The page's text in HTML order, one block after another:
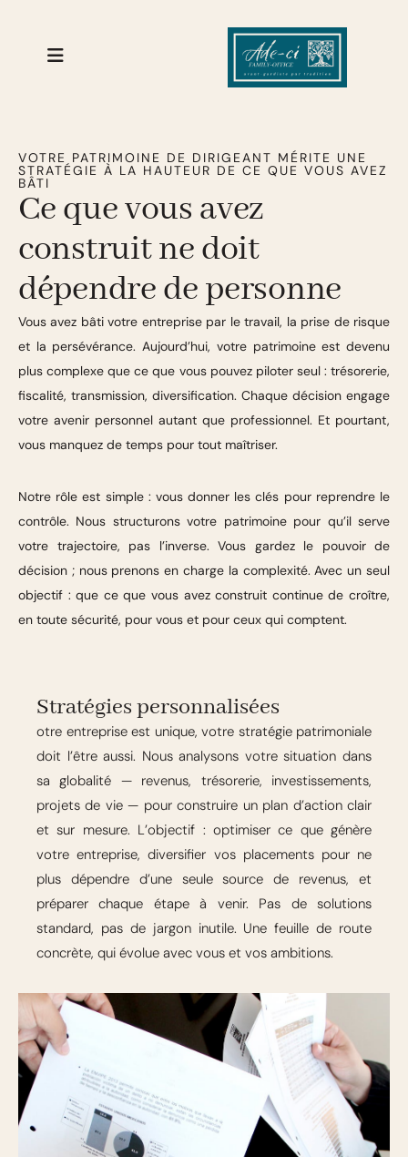
VOTRE PATRIMOINE DE DIRIGEANT MÉRITE UNE
STRATÉGIE À LA HAUTEUR DE CE QUE VOUS AVEZ
BÂTI
Ce que vous avez
construit ne doit
dépendre de personne
Vous avez bâti votre entreprise par le travail, la prise de risque
et la persévérance. Aujourd’hui, votre patrimoine est devenu
plus complexe que ce que vous pouvez piloter seul : trésorerie,
fiscalité, transmission, diversification. Chaque décision engage
votre avenir personnel autant que professionnel. Et pourtant,
vous manquez de temps pour tout maîtriser.
Notre rôle est simple : vous donner les clés pour reprendre le
contrôle. Nous structurons votre patrimoine pour qu’il serve
votre trajectoire, pas l’inverse. Vous gardez le pouvoir de
décision ; nous prenons en charge la complexité. Avec un seul
objectif : que ce que vous avez construit continue de croître,
en toute sécurité, pour vous et pour ceux qui comptent.
Stratégies personnalisées
otre entreprise est unique, votre stratégie patrimoniale
doit l’être aussi. Nous analysons votre situation dans
sa globalité — revenus, trésorerie, investissements,
projets de vie — pour construire un plan d’action clair
et sur mesure. L’objectif : optimiser ce que génère
votre entreprise, diversifier vos placements pour ne
plus dépendre d’une seule source de revenus, et
préparer chaque étape à venir. Pas de solutions
standard, pas de jargon inutile. Une feuille de route
concrète, qui évolue avec vous et vos ambitions.